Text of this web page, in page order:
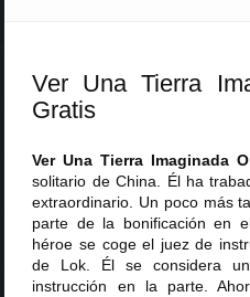
Ver Una Tierra
Gratis
Ver Una Tierra Imaginada
solitario de China. Él ha
extraordinario. Un poco más
parte de la bonificación en
héroe se coge el juez de
de Lok. Él se considera
instrucción en la parte.